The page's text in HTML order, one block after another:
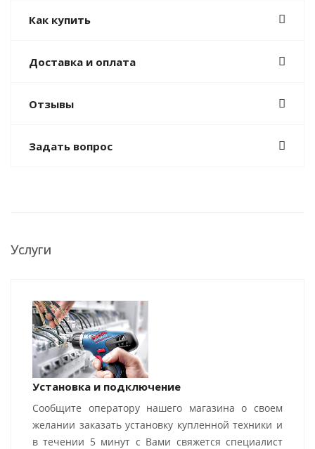
Как купить
Доставка и оплата
Отзывы
Задать вопрос
Услуги
Установка и подключение
Сообщите оператору нашего магазина о своем
желании заказать установку купленной техники и
в течении 5 минут с Вами свяжется специалист